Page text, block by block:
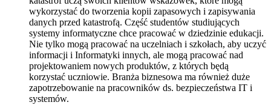
wykorzystać do tworzenia kopii zapasowych i zapisywania
danych przed katastrofą. Część studentów studiujących
systemy informatyczne chce pracować w dziedzinie edukacji.
Nie tylko mogą pracować na uczelniach i szkołach, aby uczyć
informacji i Informatyki innych, ale mogą pracować nad
projektowaniem nowych produktów, z których będą
korzystać uczniowie. Branża biznesowa ma również duże
zapotrzebowanie na pracowników ds. bezpieczeństwa IT i
systemów.